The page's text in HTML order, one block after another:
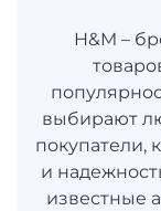
H&M –
выбирают
покупатели,
и
известные